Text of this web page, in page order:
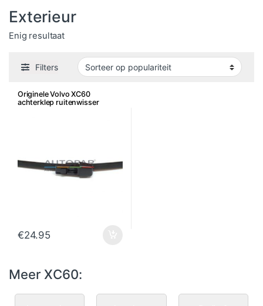
Exterieur
Enig resultaat
Filters
Originele Volvo XC60
achterklep ruitenwisser
€24.95
Meer XC60: